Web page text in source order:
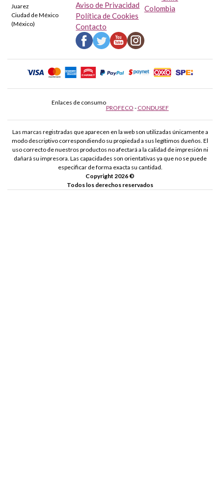
Juarez
Ciudad de México
(México)
Aviso de Privacidad
Política de Cookies
Contacto
Colombia
Enlaces de consumo
PROFECO - CONDUSEF
Las marcas registradas que aparecen en la web son utilizadas únicamente a
modo descriptivo correspondiendo su propiedad a sus legítimos dueños. El
uso correcto de nuestros productos no afectará a la calidad de impresión ni
dañará su impresora. Las capacidades son orientativas ya que no se puede
especificar de forma exacta su cantidad.
Copyright 2026 ©
Todos los derechos reservados